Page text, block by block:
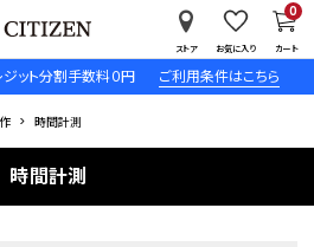
ット分割手数料０円 ご利用条件はこちら
ストア お気に入り カート
0
時間計測
時間計測